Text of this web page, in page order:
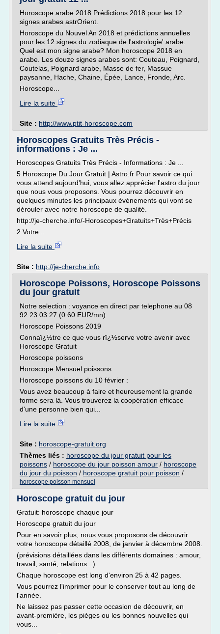
Horoscope arabe 2018 Prédictions 2018 pour les 12
signes arabes astrOrient.
Horoscope du Nouvel An 2018 et prédictions annuelles
pour les 12 signes du zodiaque de l'astrologie' arabe.
Quel est mon signe arabe? Mon horoscope 2018 en
arabe. Les douze signes arabes sont: Couteau, Poignard,
Coutelas, Poignard arabe, Masse de fer, Massue
paysanne, Hache, Chaine, Épée, Lance, Fronde, Arc.
Horoscope...
Lire la suite
Site : http://www.ptit-horoscope.com
Horoscopes Gratuits Très Précis -
informations : Je ...
Horoscopes Gratuits Très Précis - Informations : Je ...
5 Horoscope Du Jour Gratuit | Astro.fr Pour savoir ce qui
vous attend aujourd'hui, vous allez apprécier l'astro du jour
que nous vous proposons. Vous pourrez découvrir en
quelques minutes les principaux évènements qui vont se
dérouler avec notre horoscope de qualité.
http://je-cherche.info/-Horoscopes+Gratuits+Très+Précis
2 Votre...
Lire la suite
Site : http://je-cherche.info
Horoscope Poissons, Horoscope Poissons
du jour gratuit
Notre selection : voyance en direct par telephone au 08
92 23 03 27 (0.60 EUR/mn)
Horoscope Poissons 2019
Connaï¿½tre ce que vous rï¿½serve votre avenir avec
Horoscope Gratuit
Horoscope poissons
Horoscope Mensuel poissons
Horoscope poissons du 10 février :
Vous avez beaucoup à faire et heureusement la grande
forme sera là. Vous trouverez la coopération efficace
d'une personne bien qui...
Lire la suite
Site : horoscope-gratuit.org
Thèmes liés : horoscope du jour gratuit pour les
poissons / horoscope du jour poisson amour / horoscope
du jour du poisson / horoscope gratuit pour poisson /
horoscope poisson mensuel
Horoscope gratuit du jour
Gratuit: horoscope chaque jour
Horoscope gratuit du jour
Pour en savoir plus, nous vous proposons de découvrir
votre horoscope détaillé 2008, de janvier à décembre 2008.
(prévisions détaillées dans les différents domaines : amour,
travail, santé, relations...).
Chaque horoscope est long d'environ 25 à 42 pages.
Vous pourrez l'imprimer pour le conserver tout au long de
l'année.
Ne laissez pas passer cette occasion de découvrir, en
avant-première, les pièges ou les bonnes nouvelles qui
vous...